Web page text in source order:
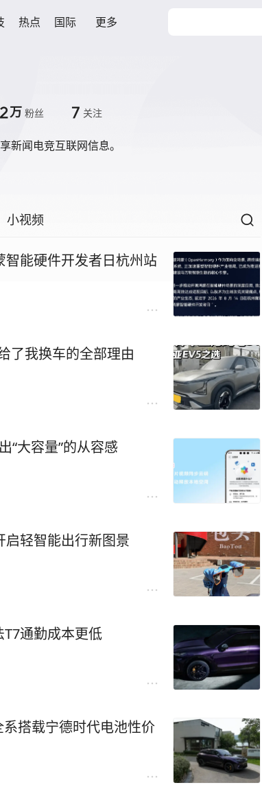
热点 国际 更多
万 粉丝 7 关注
新闻电竞互联网信息。
小视频
能硬件开发者日杭州站
了我换车的全部理由
“大容量”的从容感
启轻智能出行新图景
通勤成本更低
搭载宁德时代电池性价